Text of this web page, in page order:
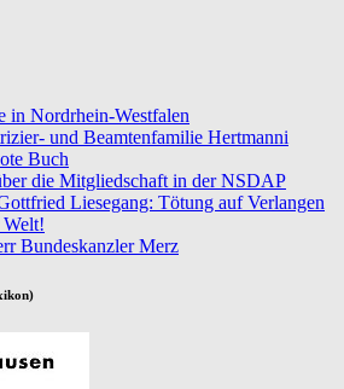
in Nordrhein-Westfalen
und Beamtenfamilie Hertmanni
Buch
die Mitgliedschaft in der NSDAP
Liesegang: Tötung auf Verlangen
Welt!
Bundeskanzler Merz